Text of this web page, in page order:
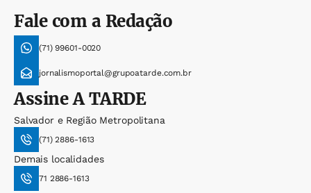
Fale com a Redação
(71) 99601-0020
jornalismoportal@grupoatarde.com.br
AssineA TARDE
Salvador e Região Metropolitana
(71) 2886-1613
Demais localidades
71 2886-1613